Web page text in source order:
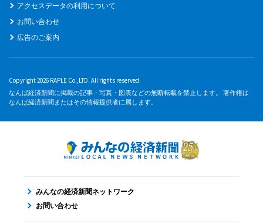
アクセスデータの利用について
お問い合わせ
広告のご案内
Copyright 2026 RAPLE Co.,LTD. All rights reserved.
なんば経済新聞に掲載の記事・写真・図表などの無断転載を禁止します。 著作権は
なんば経済新聞またはその情報提供者に属します。
みんなの経済新聞ネットワーク
お問い合わせ